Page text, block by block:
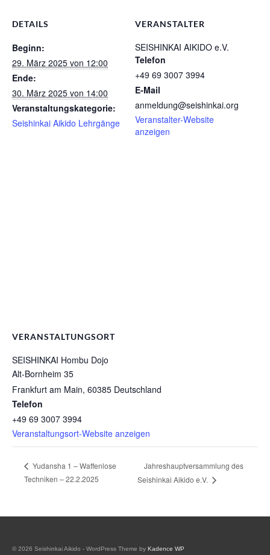
DETAILS
Beginn:
29. März 2025 von 12:00
Ende:
30. März 2025 von 14:00
Veranstaltungskategorie:
Seishinkai Aikido Lehrgänge
VERANSTALTER
SEISHINKAI AIKIDO e.V.
Telefon
+49 69 3007 3994
E-Mail
anmeldung@seishinkai.org
Veranstalter-Website
anzeigen
VERANSTALTUNGSORT
SEISHINKAI Hombu Dojo
Alt-Bornheim 35
Frankfurt am Main, 60385 Deutschland
Telefon
+49 69 3007 3994
Veranstaltungsort-Website anzeigen
Yudansha 1 – Waffenlose
Techniken – 22.2.2025
Jahreshauptversammlung des
Seishinkai Aikido e.V.
© 2026 Seishinkai Aikido - WordPress Theme by Kadence WP